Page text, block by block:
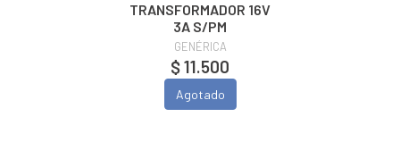
TRANSFORMADOR 16V
3A S/PM
GENÉRICA
$ 11.500
Agotado